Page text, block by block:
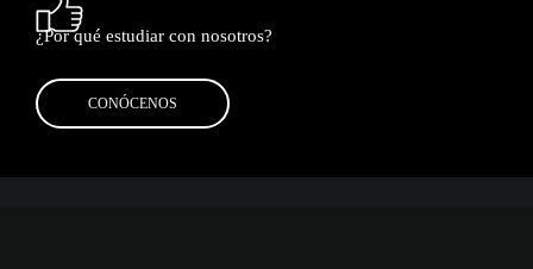
¿Por qué estudiar con nosotros?
CONÓCENOS